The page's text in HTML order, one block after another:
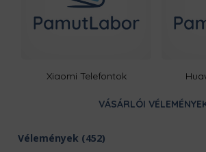
Xiaomi Telefontok
VÁSÁRLÓI
Vélemények (452)